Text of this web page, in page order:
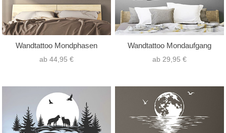
Wandtattoo Mondphasen
ab 44,95 €
Wandtattoo Mondaufgang
ab 29,95 €